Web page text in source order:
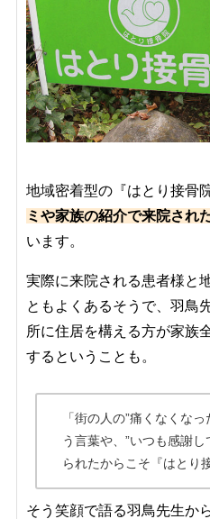
地域密着型の『はとり接骨
ミや家族の紹介で来院され
います。
実際に来院される患者様と
ともよくあるそうで、羽鳥
所に住居を構える方が家族
するということも。
「街の人の”痛くなくな
う言葉や、”いつも感謝し
られたからこそ『はとり
そう笑顔で語る羽鳥先生か